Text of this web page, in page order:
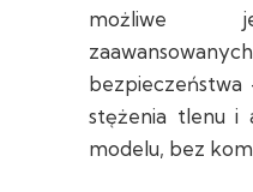
możliwe
stężenia tlenu
modelu, bez